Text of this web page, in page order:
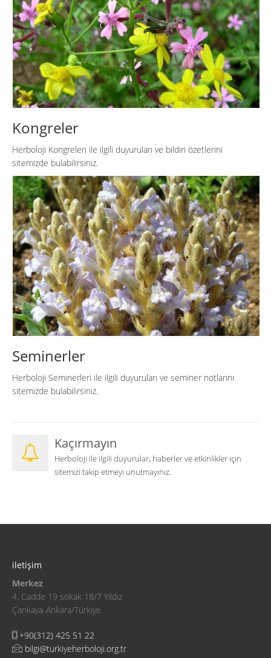
Kongreler
Herboloji Kongreleri ile ilgili duyuruları ve bildiri özetlerini
sitemizde bulabilirsiniz.
Seminerler
Herboloji Seminerleri ile ilgili duyuruları ve seminer notlarını
sitemizde bulabilirsiniz.
Kaçırmayın
Herboloji ile ilgili duyurular, haberler ve etkinlikler için
sitemizi takip etmeyi unutmayınız.
iletişim
Merkez
4. Cadde 19 sokak 18/7 Yıldız
Çankaya-Ankara/Türkiye
+90(312) 425 51 22
bilgi@turkiyeherboloji.org.tr